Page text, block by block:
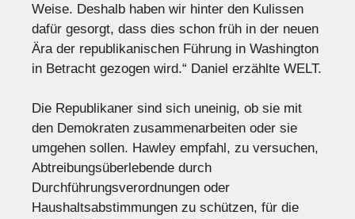
Weise. Deshalb haben wir hinter den Kulissen
dafür gesorgt, dass dies schon früh in der neuen
Ära der republikanischen Führung in Washington
in Betracht gezogen wird.“ Daniel erzählte WELT.
Die Republikaner sind sich uneinig, ob sie mit
den Demokraten zusammenarbeiten oder sie
umgehen sollen. Hawley empfahl, zu versuchen,
Abtreibungsüberlebende durch
Durchführungsverordnungen oder
Haushaltsabstimmungen zu schützen, für die